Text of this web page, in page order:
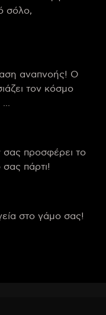
σόλο,
αναπνοής! Ο
τον κόσμο
προσφέρει το
σας πάρτι!
στο γάμο σας!